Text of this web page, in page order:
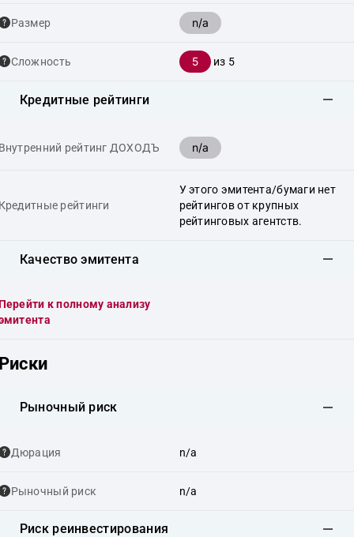
Размер n/a
Сложность 5 из 5
Кредитные рейтинги
рейтинг ДОХОДЪ n/a
рейтинги
У этого эмитента/бумаги нет
рейтингов от крупных
рейтинговых агентств.
Качество эмитента
к полному анализу
Рыночный риск
Дюрация n/a
Рыночный риск n/a
Риск реинвестирования